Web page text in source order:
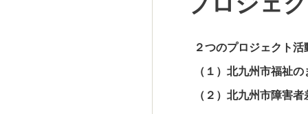
２つのプロジェクト
（１）北九州市福祉
（２）北九州市障害